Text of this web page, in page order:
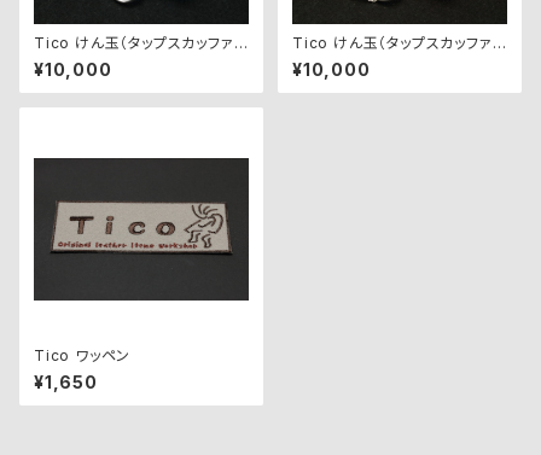
Tico けん玉（タップスカッファ
ー）【青】
¥10,000
Tico けん玉（タップスカッファ
ー）【赤】
¥10,000
Tico ワッペン
¥1,650